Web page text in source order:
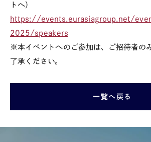
トへ）
https://events.eurasiagroup.net/
2025/speakers
※本イベントへのご参加は、ご招待者の
了承ください。
一覧へ戻る